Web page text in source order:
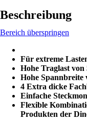
Beschreibung
Bereich überspringen
Für extreme
Hohe Traglast von
Hohe Spannbreite
4 Extra dicke
Einfache
Flexible
Produkten der